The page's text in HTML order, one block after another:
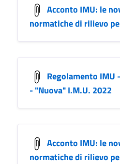
Acconto IMU: le
normatiche di rilievo
Regolamento IMU
- "Nuova" I.M.U. 2022
Acconto IMU: le
normatiche di rilievo